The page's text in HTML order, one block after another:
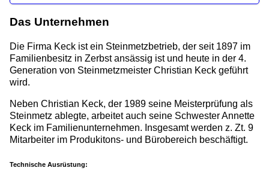
Das Unternehmen
Die Firma Keck ist ein Steinmetzbetrieb, der seit 1897 im
Familienbesitz in Zerbst ansässig ist und heute in der 4.
Generation von Steinmetzmeister Christian Keck geführt
wird.
Neben Christian Keck, der 1989 seine Meisterprüfung als
Steinmetz ablegte, arbeitet auch seine Schwester Annette
Keck im Familienunternehmen. Insgesamt werden z. Zt. 9
Mitarbeiter im Produkitons- und Bürobereich beschäftigt.
Technische Ausrüstung: